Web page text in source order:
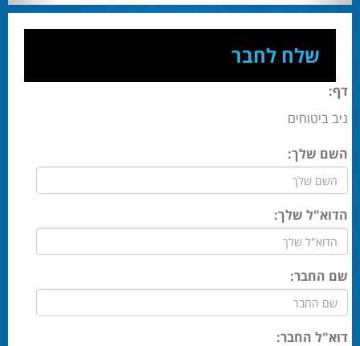
שלח לחבר
דף:
ניב ביטוחים
השם שלך:
הדוא"ל שלך:
שם החבר:
דוא"ל החבר: